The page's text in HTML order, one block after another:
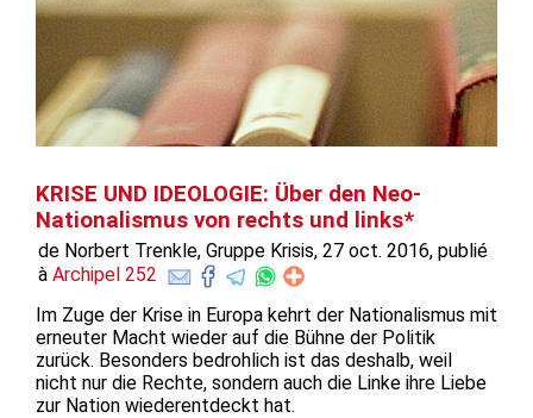
KRISE UND IDEOLOGIE: Über den Neo-
Nationalismus von rechts und links*
de Norbert Trenkle, Gruppe Krisis, 27 oct. 2016, publié
à Archipel 252
Im Zuge der Krise in Europa kehrt der Nationalismus mit
erneuter Macht wieder auf die Bühne der Politik
zurück. Besonders bedrohlich ist das deshalb, weil
nicht nur die Rechte, sondern auch die Linke ihre Liebe
zur Nation wiederentdeckt hat.